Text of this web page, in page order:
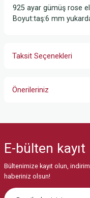
925 ayar gümüş rose
Boyut:taş:6 mm
Taksit Seçenekleri
Önerileriniz
Görüş ve önerileriniz için
Ürün resmi kalitesiz,
Ürün açıklamasında
E-bülten kayıt
Bültenimize kayıt olun,
haberiniz olsun!